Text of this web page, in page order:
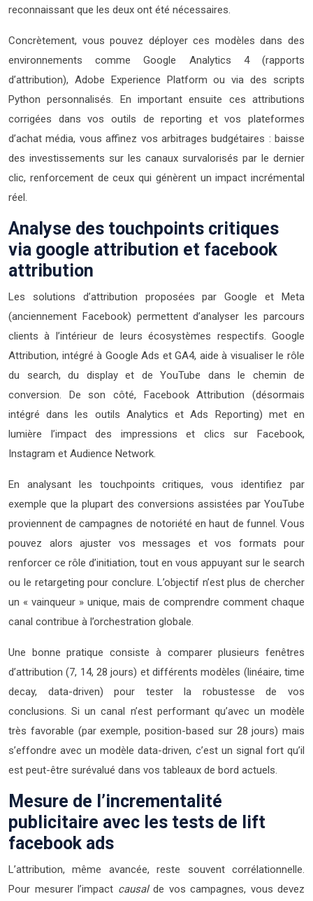
reconnaissant que les deux ont été nécessaires.
Concrètement, vous pouvez déployer ces modèles dans des
environnements comme Google Analytics 4 (rapports
d’attribution), Adobe Experience Platform ou via des scripts
Python personnalisés. En important ensuite ces attributions
corrigées dans vos outils de reporting et vos plateformes
d’achat média, vous affinez vos arbitrages budgétaires : baisse
des investissements sur les canaux survalorisés par le dernier
clic, renforcement de ceux qui génèrent un impact incrémental
réel.
Analyse des touchpoints critiques
via google attribution et facebook
attribution
Les solutions d’attribution proposées par Google et Meta
(anciennement Facebook) permettent d’analyser les parcours
clients à l’intérieur de leurs écosystèmes respectifs. Google
Attribution, intégré à Google Ads et GA4, aide à visualiser le rôle
du search, du display et de YouTube dans le chemin de
conversion. De son côté, Facebook Attribution (désormais
intégré dans les outils Analytics et Ads Reporting) met en
lumière l’impact des impressions et clics sur Facebook,
Instagram et Audience Network.
En analysant les touchpoints critiques, vous identifiez par
exemple que la plupart des conversions assistées par YouTube
proviennent de campagnes de notoriété en haut de funnel. Vous
pouvez alors ajuster vos messages et vos formats pour
renforcer ce rôle d’initiation, tout en vous appuyant sur le search
ou le retargeting pour conclure. L’objectif n’est plus de chercher
un « vainqueur » unique, mais de comprendre comment chaque
canal contribue à l’orchestration globale.
Une bonne pratique consiste à comparer plusieurs fenêtres
d’attribution (7, 14, 28 jours) et différents modèles (linéaire, time
decay, data-driven) pour tester la robustesse de vos
conclusions. Si un canal n’est performant qu’avec un modèle
très favorable (par exemple, position-based sur 28 jours) mais
s’effondre avec un modèle data-driven, c’est un signal fort qu’il
est peut-être surévalué dans vos tableaux de bord actuels.
Mesure de l’incrementalité
publicitaire avec les tests de lift
facebook ads
L’attribution, même avancée, reste souvent corrélationnelle.
Pour mesurer l’impact causalde vos campagnes, vous devez